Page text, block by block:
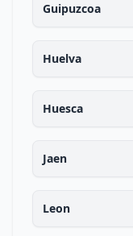
Guipuzcoa
Huelva
Huesca
Jaen
Leon